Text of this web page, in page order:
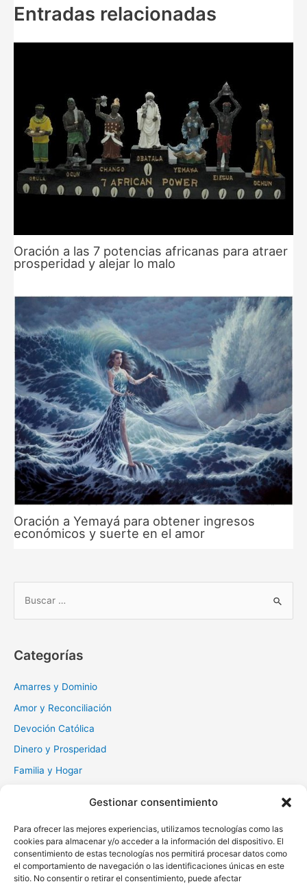
Gestionar consentimiento
Para ofrecer las mejores experiencias, utilizamos tecnologías como las
cookies para almacenar y/o acceder a la información del dispositivo. El
consentimiento de estas tecnologías nos permitirá procesar datos como
el comportamiento de navegación o las identificaciones únicas en este
sitio. No consentir o retirar el consentimiento, puede afectar
Entradas relacionadas
Oración a las 7 potencias africanas para atraer
prosperidad y alejar lo malo
Oración a Yemayá para obtener ingresos
económicos y suerte en el amor
r
Categorías
Amarres y Dominio
Amor y Reconciliación
Devoción Católica
Dinero y Prosperidad
Familia y Hogar
Muerte y Difuntos
Oraciones Diarias
Otras